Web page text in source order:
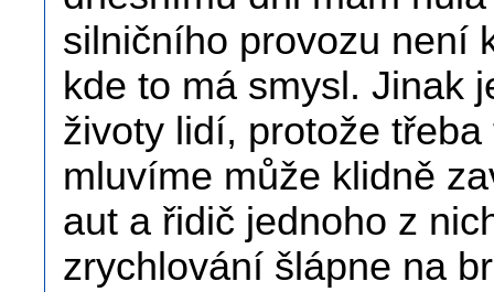
silničního provozu není
kde to má smysl. Jinak
životy lidí, protože
mluvíme může klidně
aut a řidič jednoho z
zrychlování šlápne na